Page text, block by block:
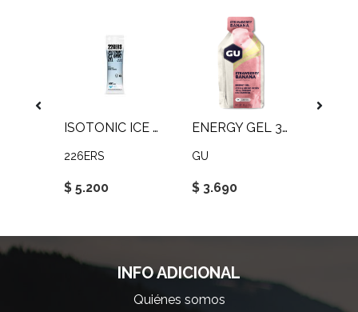
ISOTONIC ICE MINT GEL
226ERS
$ 5.200
ENERGY GEL 32G
GU
$ 3.690
INFO ADICIONAL
Quiénes somos